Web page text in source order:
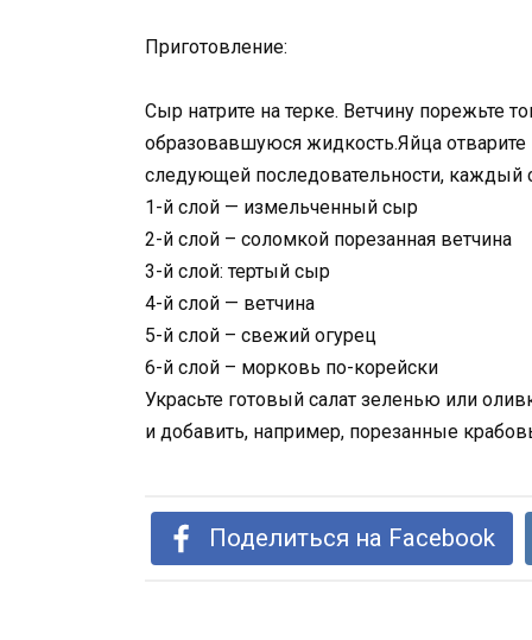
Приготовление:
Сыр натрите на терке. Ветчину порежьте
образовавшуюся жидкость.Яйца
следующей последовательности, каждый
1-й слой — измельченный сыр
2-й слой – соломкой порезанная ветчина
3-й слой: тертый сыр
4-й слой — ветчина
5-й слой – свежий огурец
6-й слой – морковь по-корейски
Украсьте готовый салат зеленью или
и добавить, например, порезанные
Поделиться на Facebook